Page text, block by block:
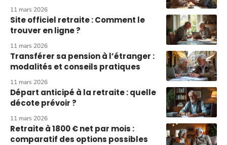
11 mars 2026
Site officiel retraite : Comment le
trouver en ligne ?
11 mars 2026
Transférer sa pension à l’étranger :
modalités et conseils pratiques
11 mars 2026
Départ anticipé à la retraite : quelle
décote prévoir ?
11 mars 2026
Retraite à 1800 € net par mois :
comparatif des options possibles